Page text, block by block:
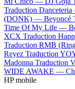
Traduction
(DONK) — Beyoncé
Time Of My Life —
XCX Traduction
Traduction RMB
Reyez Traduction
Madonna Traduction
WIDE AWAKE —
HP mobile